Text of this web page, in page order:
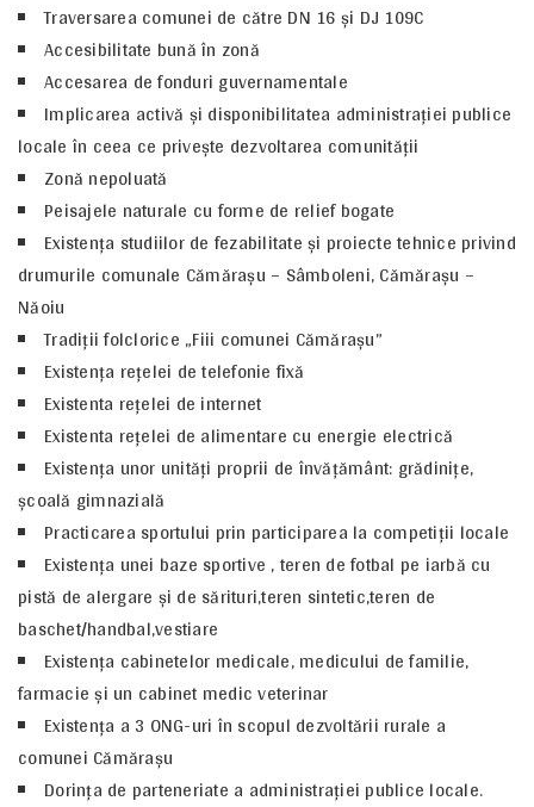
Traversarea comunei de către DN 16 şi DJ 109C
Accesibilitate bună în zonă
Accesarea de fonduri guvernamentale
Implicarea activă şi disponibilitatea administraţiei publice
locale în ceea ce priveşte dezvoltarea comunităţii
Zonă nepoluată
Peisajele naturale cu forme de relief bogate
Existenţa studiilor de fezabilitate şi proiecte tehnice privind
drumurile comunale Cămăraşu – Sâmboleni, Cămăraşu –
Năoiu
Tradiţii folclorice „Fiii comunei Cămărașu”
Existenţa reţelei de telefonie fixă
Existenta reţelei de internet
Existenta reţelei de alimentare cu energie electrică
Existenţa unor unităţi proprii de învăţământ: grădiniţe,
şcoală gimnazială
Practicarea sportului prin participarea la competiţii locale
Existența unei baze sportive , teren de fotbal pe iarbă cu
pistă de alergare și de sărituri,teren sintetic,teren de
baschet/handbal,vestiare
Existenţa cabinetelor medicale, medicului de familie,
farmacie şi un cabinet medic veterinar
Existența a 3 ONG-uri în scopul dezvoltării rurale a
comunei Cămăraşu
Dorinţa de parteneriate a administraţiei publice locale.